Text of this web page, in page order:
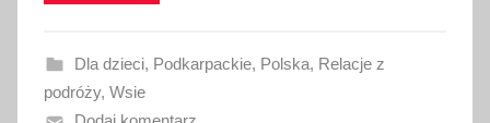
w
n
o
Dla dzieci, Podkarpackie, Polska, Relacje z
podróży, Wsie